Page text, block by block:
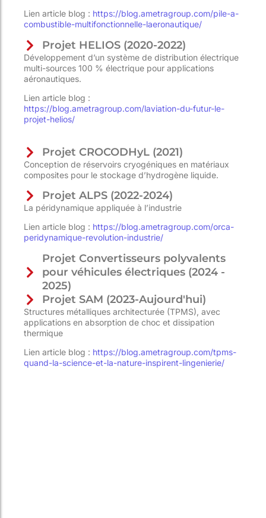
Lien article blog : https://blog.ametragroup.com/pile-a-
combustible-multifonctionnelle-laeronautique/
Projet HELIOS (2020-2022)
Développement d’un système de distribution électrique
multi-sources 100 % électrique pour applications
aéronautiques.
Lien article blog :
https://blog.ametragroup.com/laviation-du-futur-le-
projet-helios/
Projet CROCODHyL (2021)
Conception de réservoirs cryogéniques en matériaux
composites pour le stockage d’hydrogène liquide.
Projet ALPS (2022-2024)
La péridynamique appliquée à l’industrie
Lien article blog : https://blog.ametragroup.com/orca-
peridynamique-revolution-industrie/
Projet Convertisseurs polyvalents
pour véhicules électriques (2024 -
2025)
Projet SAM (2023-Aujourd'hui)
Structures métalliques architecturée (TPMS), avec
applications en absorption de choc et dissipation
thermique
Lien article blog : https://blog.ametragroup.com/tpms-
quand-la-science-et-la-nature-inspirent-lingenierie/